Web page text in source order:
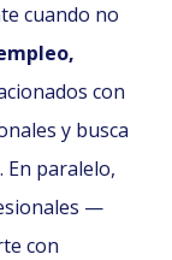
cuando no
con
y busca
paralelo,
—
con